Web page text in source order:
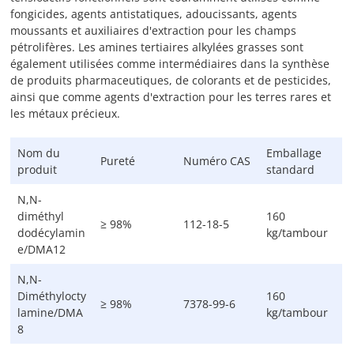
fongicides, agents antistatiques, adoucissants, agents
moussants et auxiliaires d'extraction pour les champs
pétrolifères. Les amines tertiaires alkylées grasses sont
également utilisées comme intermédiaires dans la synthèse
de produits pharmaceutiques, de colorants et de pesticides,
ainsi que comme agents d'extraction pour les terres rares et
les métaux précieux.
Nom du
produit
Pureté Numéro CAS
Emballage
standard
N,N-
diméthyl
dodécylamin
e/DMA12
≥ 98% 112-18-5
160
kg/tambour
N,N-
Diméthylocty
lamine/DMA
8
≥ 98% 7378-99-6
160
kg/tambour